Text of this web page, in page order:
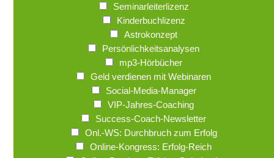
Seminarleiterlizenz
Kinderbuchlizenz
Astrokonzept
Persönlichkeitsanalysen
mp3-Hörbücher
Geld verdienen mit Webinaren
Social-Media-Manager
VIP-Jahres-Coaching
Success-Coach-Newsletter
Onl.-WS: Durchbruch zum Erfolg
Online-Kongress: Erfolg-Reich